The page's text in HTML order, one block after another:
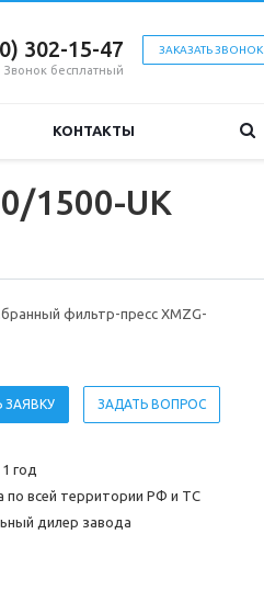
ЗАКАЗАТЬ ЗВОНОК
302-15-47
Звонок бесплатный
КОНТАКТЫ
1500-UK
фильтр-пресс XMZG-
ЗАЯВКУ ЗАДАТЬ ВОПРОС
год
по всей территории РФ и ТС
дилер завода